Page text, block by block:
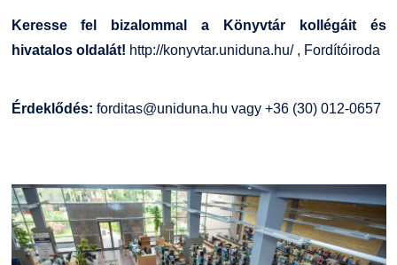
Keresse fel bizalommal a Könyvtár kollégáit és
hivatalos oldalát! http://konyvtar.uniduna.hu/, Fordítóiroda
Érdeklődés: forditas@uniduna.hu vagy +36 (30) 012-0657